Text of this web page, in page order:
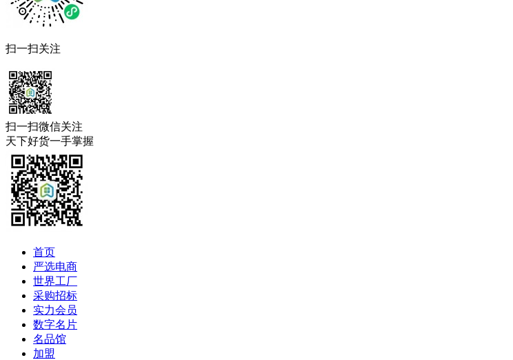
扫一扫关注
扫一扫微信关注
天下好货一手掌握
首页
严选电商
世界工厂
采购招标
实力会员
数字名片
名品馆
加盟